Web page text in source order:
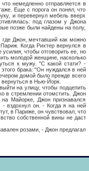
немедленно отправляется в
Еще с порога он понял, что
и перевернул мебель вверх
под глазом у Джона
позже были найдены на полу,
Джон, мечтавший как можно
Когда Рихтер вернулся в
чтобы отговорить ее, но
молодой женщине, насколько
к мужу. "С какой стати? -
брака: "Он нуждался в ней
домой было прежде всего
в Нью-Йорк.
на улицу, чтобы подцепить
в стремлении отомстить. Джон
Майорке, Джон признавался
вздохнул он. - Когда я на ней
в Париже, он чувствовал, что
собственной вины не даст
розами, - Джон предлагал